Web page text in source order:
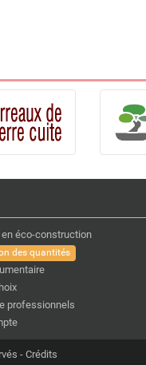
éco-construction
des quantités
professionnels
- Crédits